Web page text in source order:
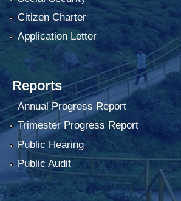
Citizen Charter
Application Letter
Reports
Annual Progress Report
Trimester Progress Report
Public Hearing
Public Audit